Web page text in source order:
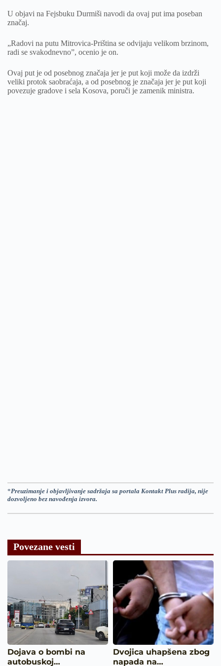
U objavi na Fejsbuku Durmiši navodi da ovaj put ima poseban
značaj.
„Radovi na putu Mitrovica-Priština se odvijaju velikom brzinom,
radi se svakodnevno”, ocenio je on.
Ovaj put je od posebnog značaja jer je put koji može da izdrži
veliki protok saobraćaja, a od posebnog je značaja jer je put koji
povezuje gradove i sela Kosova, poruči je zamenik ministra.
*Preuzimanje i objavljivanje sadržaja sa portala Kontakt Plus radija, nije
dozvoljeno bez navođenja izvora.
Povezane vesti
Dojava o bombi na
autobuskoj…
Dvojica uhapšena zbog
napada na…